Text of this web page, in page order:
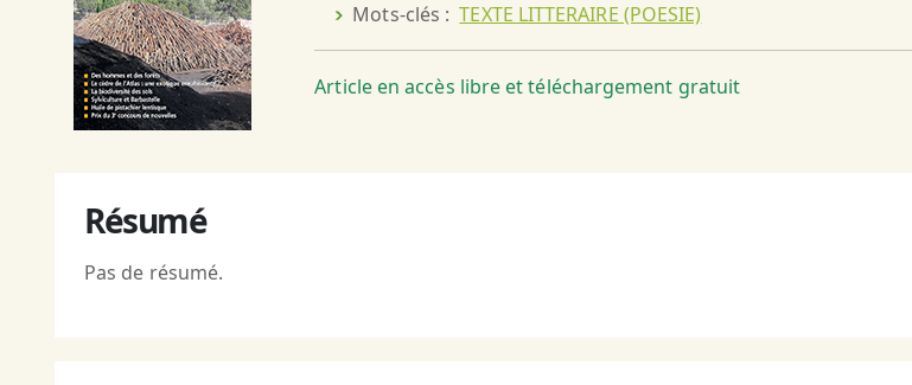
Mots-clés :TEXTE LITTERAIRE (POESIE)
Article en accès libre et téléchargement gratuit
Résumé
Pas de résumé.